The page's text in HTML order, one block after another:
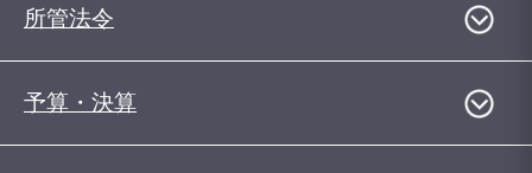
所管法令
予算・決算